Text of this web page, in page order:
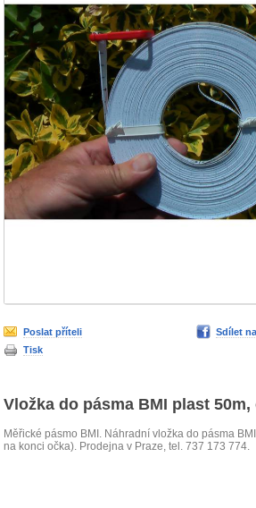
Poslat příteli
Sdílet
Tisk
Vložka do pásma BMI plast 50m,
Měřické pásmo BMI. Náhradní vložka do pásma
na konci očka). Prodejna v Praze, tel. 737 173 774.